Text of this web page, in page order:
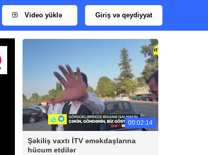
Video yüklə Giriş və qeydiyyat
00:02:14
Şəkiliş vaxtı İTV əməkdaşlarına
hücum etdilər